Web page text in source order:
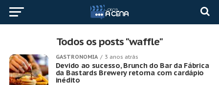
Todos os posts "waffle"
GASTRONOMIA 3 anos atrás
Devido ao sucesso, Brunch do Bar da Fábrica
da Bastards Brewery retorna com cardápio
inédito